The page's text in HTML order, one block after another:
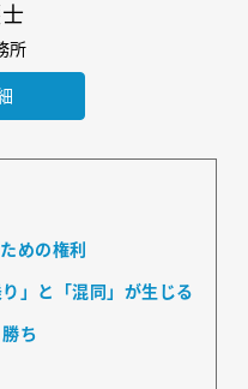
所
めの権利
」と「混同」が生じる
ち